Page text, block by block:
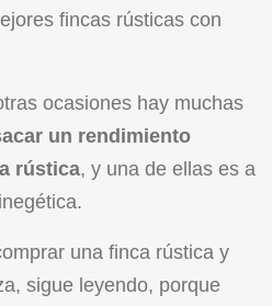
fincas rústicas con
ocasiones hay muchas
un rendimiento
rústica, y una de ellas es a
una finca rústica y
sigue leyendo, porque